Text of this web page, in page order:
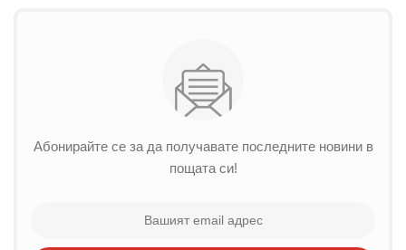
Абонирайте се за да получавате последните новини в
пощата си!